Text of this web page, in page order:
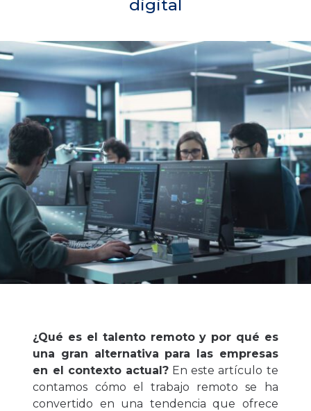
digital
¿Qué es el talento remoto y por qué es
una gran alternativa para las empresas
en el contexto actual?En este artículo te
contamos cómo el trabajo remoto se ha
convertido en una tendencia que ofrece